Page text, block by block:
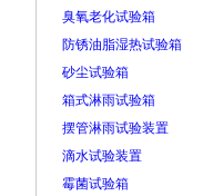
臭氧老化试验箱
防锈油脂湿热试验箱
砂尘试验箱
箱式淋雨试验箱
摆管淋雨试验装置
滴水试验装置
霉菌试验箱